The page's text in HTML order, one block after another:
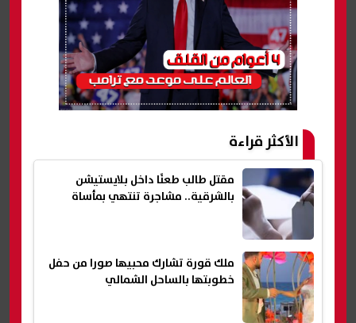
الأكثر قراءة
مقتل طالب طعنًا داخل بلايستيشن
بالشرقية.. مشاجرة تنتهي بمأساة
ملك قورة تشارك محبيها صورا من حفل
خطوبتها بالساحل الشمالي